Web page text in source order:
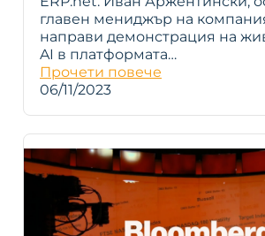
главен мениджър на
направи демонстрация на
AI в платформата…
Прочети повече
06/11/2023